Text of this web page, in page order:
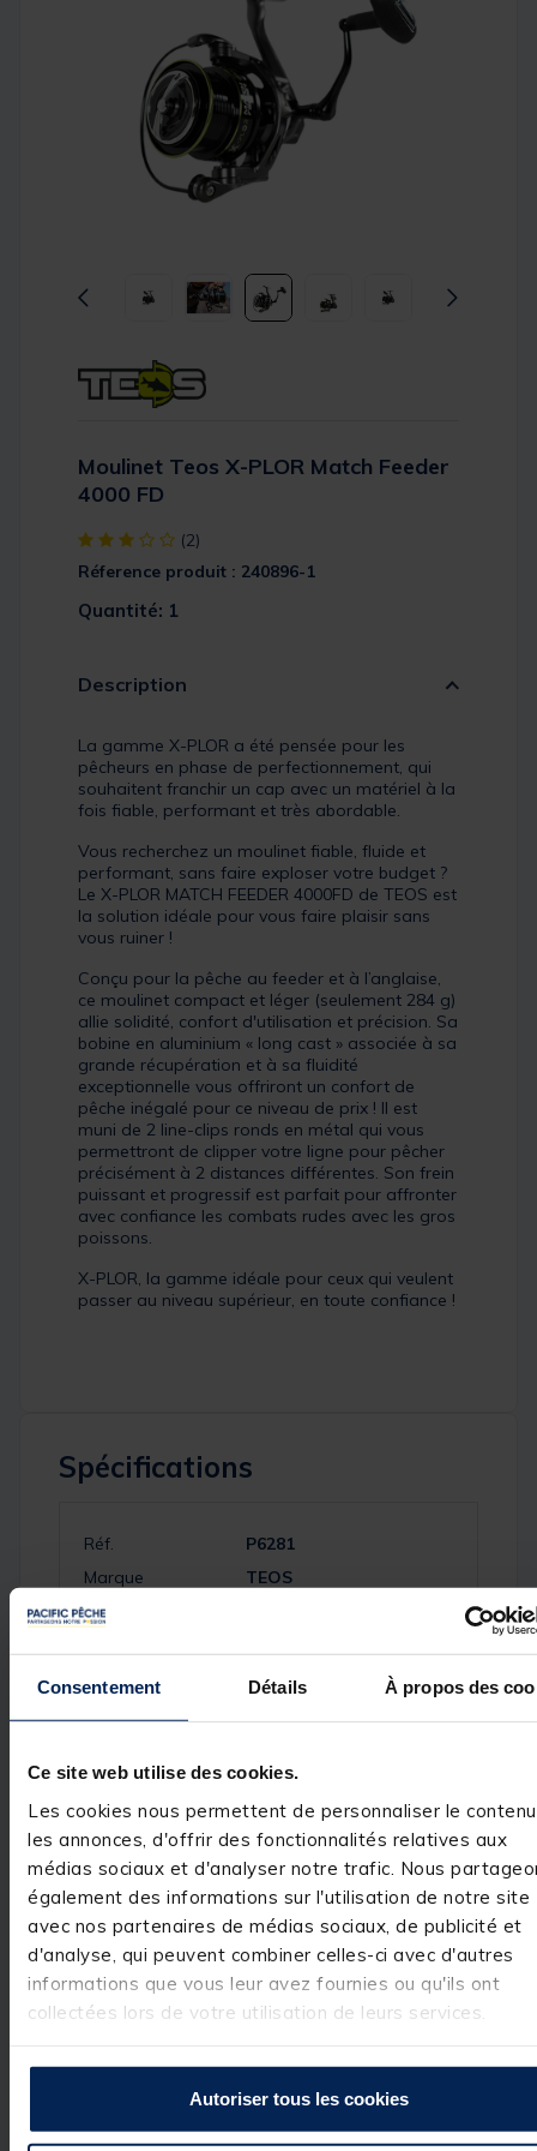
Consentement Détails À propos des
Ce site web utilise des cookies.
Les cookies nous permettent de personnaliser le
les annonces, d'offrir des fonctionnalités relatives aux
médias sociaux et d'analyser notre trafic. Nous
également des informations sur l'utilisation de notre site
avec nos partenaires de médias sociaux, de publicité et
d'analyse, qui peuvent combiner celles-ci avec d'autres
informations que vous leur avez fournies ou qu'ils ont
collectées lors de votre utilisation de leurs services.
Autoriser tous les cookies
Moulinet Teos X-PLOR Match Feeder
4000 FD
[object Object] out of 5 Customer Rating
(2)
Réference produit : 240896-1
Quantité: 1
Description
La gamme X-PLOR a été pensée pour les
pêcheurs en phase de perfectionnement, qui
souhaitent franchir un cap avec un matériel à la
fois fiable, performant et très abordable.
Vous recherchez un moulinet fiable, fluide et
performant, sans faire exploser votre budget ?
Le X-PLOR MATCH FEEDER 4000FD de TEOS est
la solution idéale pour vous faire plaisir sans
vous ruiner !
Conçu pour la pêche au feeder et à l’anglaise,
ce moulinet compact et léger (seulement 284 g)
allie solidité, confort d'utilisation et précision. Sa
bobine en aluminium « long cast » associée à sa
grande récupération et à sa fluidité
exceptionnelle vous offriront un confort de
pêche inégalé pour ce niveau de prix ! Il est
muni de 2 line-clips ronds en métal qui vous
permettront de clipper votre ligne pour pêcher
précisément à 2 distances différentes. Son frein
puissant et progressif est parfait pour affronter
avec confiance les combats rudes avec les gros
poissons.
X-PLOR, la gamme idéale pour ceux qui veulent
passer au niveau supérieur, en toute confiance !
Spécifications
Réf.
P6281
Marque
TEOS
Avis des pêcheurs
3.7/5
Basé sur 3 avis soumis à un
Voir tous les avis sur ce site
5étoiles
2
4étoiles
0
1
Avis vérifié
Malheureusement je
donné une note
Avis du 11/07/2026
,
expérience du 09/06/2026
Utile(0) Signaler
Réponse de
Bonjour,
Nous sommes